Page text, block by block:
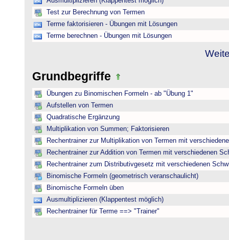
Test zur Berechnung von Termen
Terme faktorisieren - Übungen mit Lösungen
Terme berechnen - Übungen mit Lösungen
Grundbegriffe
Übungen zu Binomischen Formeln - ab "Übung 1"
Aufstellen von Termen
Quadratische Ergänzung
Multiplikation von Summen; Faktorisieren
Rechentrainer zur Multiplikation von Termen mit
Rechentrainer zur Addition von Termen mit verschiedenen
Rechentrainer zum Distributivgesetz mit verschiedenen
Binomische Formeln (geometrisch veranschaulicht)
Binomische Formeln üben
Ausmultiplizieren (Klappentest möglich)
Rechentrainer für Terme ==> "Trainer"